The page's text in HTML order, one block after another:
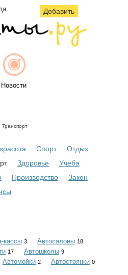
Добавить
Новости
Транспорт
Спорт
Отдых
Здоровье
Учеба
Производство
Закон
кассы 3 Автосалоны 18
17 Автошколы 9
Автомойки 2 Автостоянки 0